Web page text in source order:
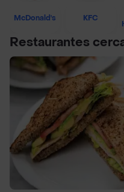
McDonald's KFC
Restaurantes